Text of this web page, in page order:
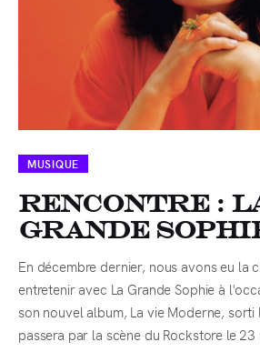
MUSIQUE
Rencontre :
Grande
En décembre dernier, nous avons eu la
entretenir avec La Grande Sophie à
son nouvel album, La vie Moderne, sorti
passera par la scène du Rockstore le 23